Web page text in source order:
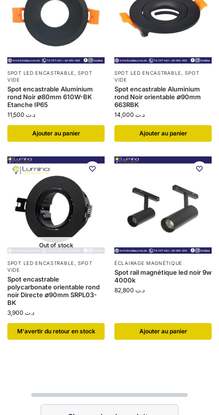
SPOT LED ENCASTRABLE,SPOT
VIDE
Spot encastrable Aluminium
rond Noir ∅80mm 610W-BK
Etanche IP65
د.ت
Ajouter au panier
SPOT LED ENCASTRABLE,SPOT
VIDE
Spot encastrable Aluminium
rond Noir orientable ∅90mm
663RBK
د.ت
Ajouter au panier
Out of stock
SPOT LED ENCASTRABLE,SPOT
VIDE
Spot encastrable
polycarbonate orientable rond
noir Directe ∅90mm SRPL03-
BK
د.ت
​M'avertir du retour en stock
ÉCLAIRAGE MAGNÉTIQUE
Spot rail magnétique led noir 9w
4000k
د.ت
Ajouter au panier